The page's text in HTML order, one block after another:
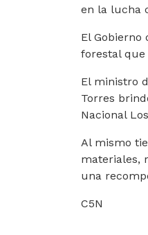
en la lucha
El
forestal que
El ministro
Torres
Nacional
Al mismo
materiales,
una
C5N